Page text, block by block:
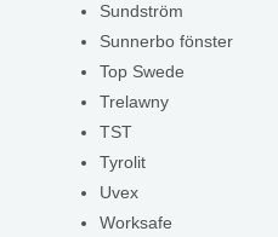
Sundström
Sunnerbo fönster
Top Swede
Trelawny
TST
Tyrolit
Uvex
Worksafe